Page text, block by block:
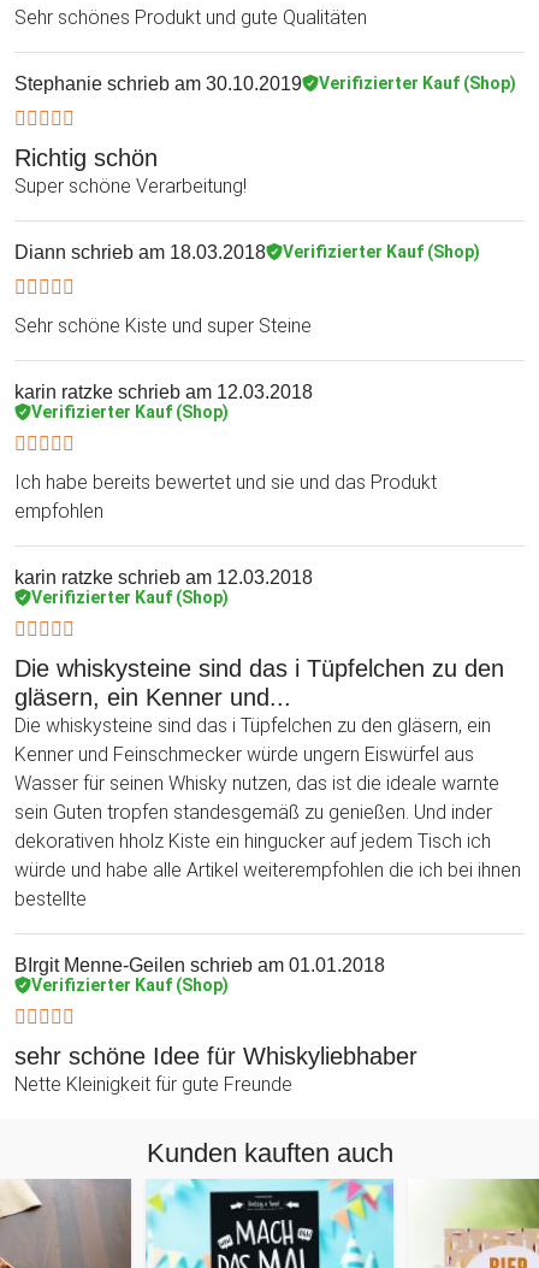
Sehr schönes Produkt und gute Qualitäten
Stephanie schrieb am 30.10.2019 Verifizierter Kauf (Shop)
Richtig schön
Super schöne Verarbeitung!
Diann schrieb am 18.03.2018 Verifizierter Kauf (Shop)
Sehr schöne Kiste und super Steine
karin ratzke schrieb am 12.03.2018
Verifizierter Kauf (Shop)
Ich habe bereits bewertet und sie und das Produkt
empfohlen
karin ratzke schrieb am 12.03.2018
Verifizierter Kauf (Shop)
Die whiskysteine sind das i Tüpfelchen zu den
gläsern, ein Kenner und...
Die whiskysteine sind das i Tüpfelchen zu den gläsern, ein
Kenner und Feinschmecker würde ungern Eiswürfel aus
Wasser für seinen Whisky nutzen, das ist die ideale warnte
sein Guten tropfen standesgemäß zu genießen. Und inder
dekorativen hholz Kiste ein hingucker auf jedem Tisch ich
würde und habe alle Artikel weiterempfohlen die ich bei ihnen
bestellte
BIrgit Menne-Geilen schrieb am 01.01.2018
Verifizierter Kauf (Shop)
sehr schöne Idee für Whiskyliebhaber
Nette Kleinigkeit für gute Freunde
Kunden kauften auch